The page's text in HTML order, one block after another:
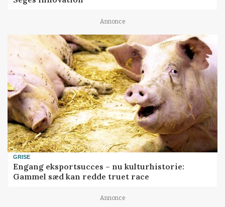
Annonce
GRISE
Engang eksportsucces – nu kulturhistorie:
Gammel sæd kan redde truet race
Annonce